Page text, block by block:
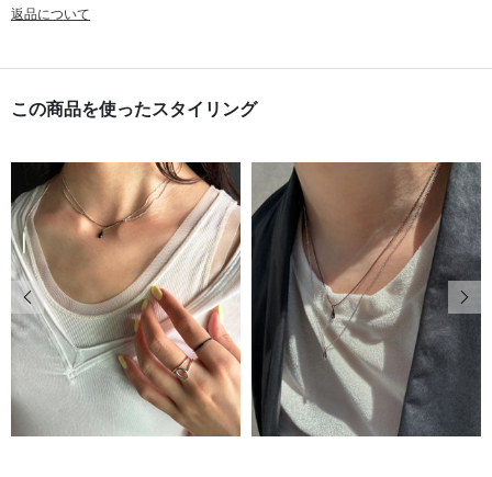
返品について
この商品を使ったスタイリング
前の画像